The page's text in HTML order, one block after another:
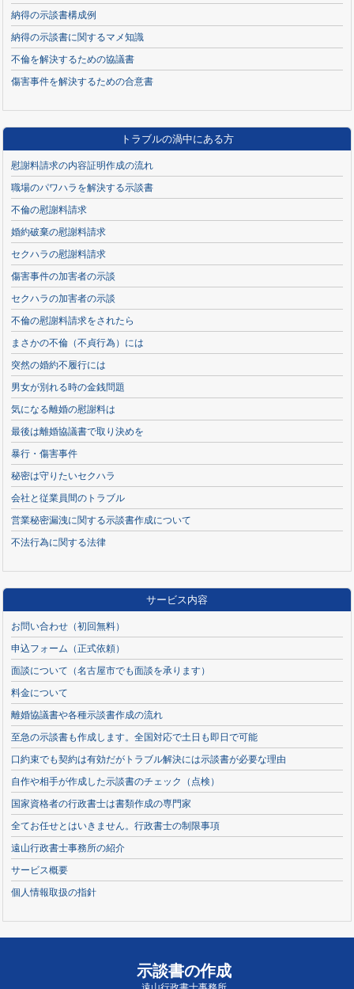
納得の示談書構成例
納得の示談書に関するマメ知識
不倫を解決するための協議書
傷害事件を解決するための合意書
トラブルの渦中にある方
慰謝料請求の内容証明作成の流れ
職場のパワハラを解決する示談書
不倫の慰謝料請求
婚約破棄の慰謝料請求
セクハラの慰謝料請求
傷害事件の加害者の示談
セクハラの加害者の示談
不倫の慰謝料請求をされたら
まさかの不倫（不貞行為）には
突然の婚約不履行には
男女が別れる時の金銭問題
気になる離婚の慰謝料は
最後は離婚協議書で取り決めを
暴行・傷害事件
秘密は守りたいセクハラ
会社と従業員間のトラブル
営業秘密漏洩に関する示談書作成について
不法行為に関する法律
サービス内容
お問い合わせ（初回無料）
申込フォーム（正式依頼）
面談について（名古屋市でも面談を承ります）
料金について
離婚協議書や各種示談書作成の流れ
至急の示談書も作成します。全国対応で土日も即日で可能
口約束でも契約は有効だがトラブル解決には示談書が必要な理由
自作や相手が作成した示談書のチェック（点検）
国家資格者の行政書士は書類作成の専門家
全てお任せとはいきません。行政書士の制限事項
遠山行政書士事務所の紹介
サービス概要
個人情報取扱の指針
示談書の作成